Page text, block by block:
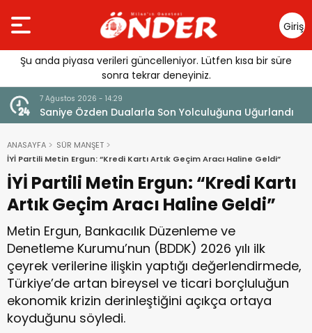
Giriş
Yap
Şu anda piyasa verileri güncelleniyor. Lütfen kısa bir süre
sonra tekrar deneyiniz.
Uğurlandı
7 Ağustos 2026 - 14:14
Tercih Döneminde Barınma Telaşı
ANASAYFA
SÜR MANŞET
İYİ Partili Metin Ergun: “Kredi Kartı Artık Geçim Aracı Haline Geldi”
İYİ Partili Metin Ergun: “Kredi Kartı
Artık Geçim Aracı Haline Geldi”
Metin Ergun, Bankacılık Düzenleme ve
Denetleme Kurumu’nun (BDDK) 2026 yılı ilk
çeyrek verilerine ilişkin yaptığı değerlendirmede,
Türkiye’de artan bireysel ve ticari borçluluğun
ekonomik krizin derinleştiğini açıkça ortaya
koyduğunu söyledi.